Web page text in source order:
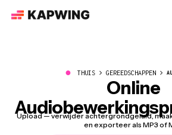
● THUIS GEREEDSCHAPPEN
Online
Upload — verwijder achtergrondgeluid,
en exporteer als MP3 of